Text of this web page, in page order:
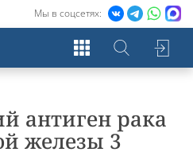
Мы в соцсетях:
антиген рака
железы 3